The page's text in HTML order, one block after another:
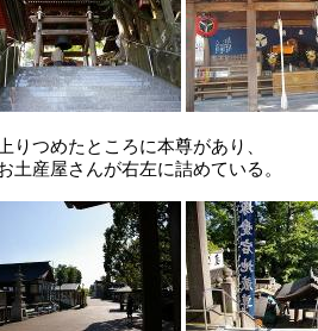
りつめたところに本尊があり、
土産屋さんが右左に詰めている。